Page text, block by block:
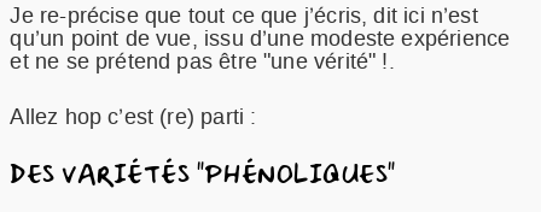
Je re-précise que tout ce que j’écris, dit ici n’est
qu’un point de vue, issu d’une modeste expérience
et ne se prétend pas être "une vérité" !.
Allez hop c’est (re) parti :
DES VARIÉTÉS "PHÉNOLIQUES"